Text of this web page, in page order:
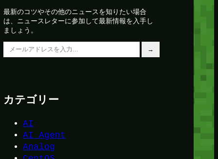
最新のコツやその他のニュースを知りたい場合
は、ニュースレターに参加して最新情報を入手し
ましょう。
メールアドレスを入力…
→
カテゴリー
AI
AI Agent
Analog